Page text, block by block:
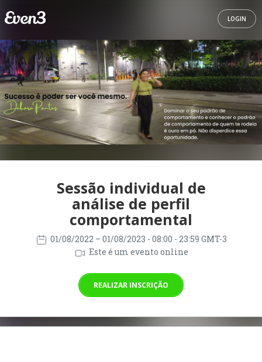
LOGIN
Sessão individual de
análise de perfil
comportamental
01/08/2022 – 01/08/2023 - 08:00 - 23:59 GMT-3
Este é um evento online
REALIZAR INSCRIÇÃO